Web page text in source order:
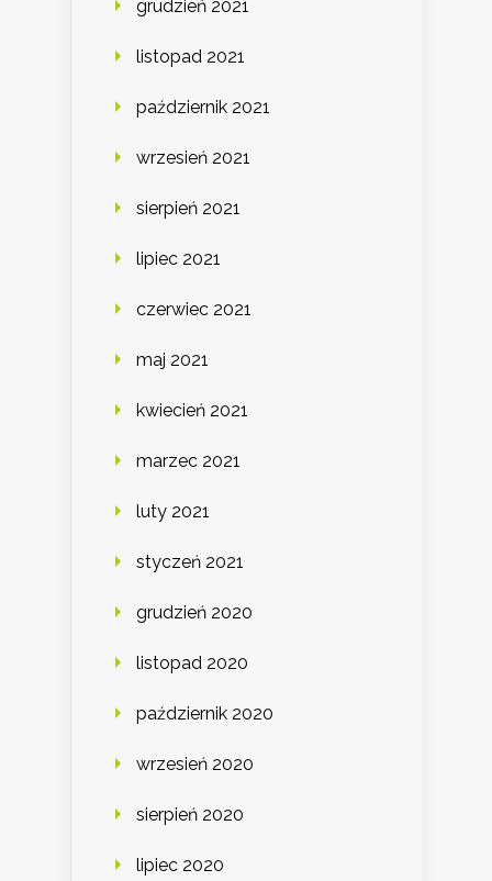
grudzień 2021
listopad 2021
październik 2021
wrzesień 2021
sierpień 2021
lipiec 2021
czerwiec 2021
maj 2021
kwiecień 2021
marzec 2021
luty 2021
styczeń 2021
grudzień 2020
listopad 2020
październik 2020
wrzesień 2020
sierpień 2020
lipiec 2020